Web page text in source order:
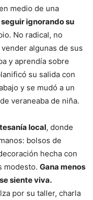
medio de una
ignorando su
No radical, no
algunas de sus
y aprendía sobre
su salida con
y se mudó a un
veraneaba de niña.
local, donde
bolsos de
hecha con
modesto. Gana menos
siente viva.
por su taller, charla